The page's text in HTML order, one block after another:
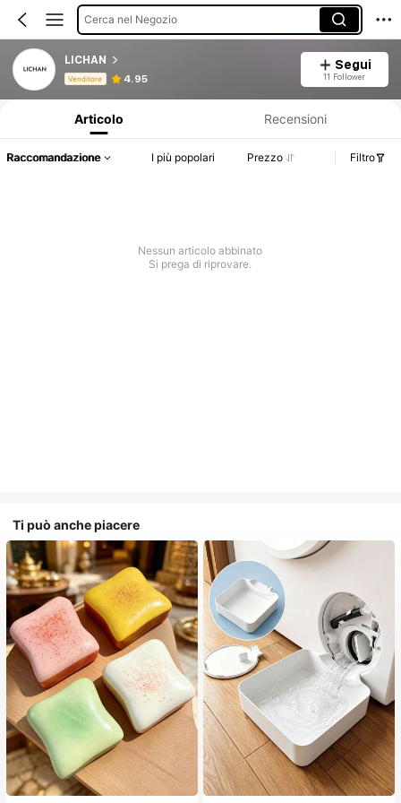
Cerca nel Negozio
LICHAN
Venditore 4.95
Segui
11 Follower
Articolo Recensioni
Raccomandazione I più popolari Prezzo Filtro
Nessun articolo abbinato
Si prega di riprovare.
Ti può anche piacere